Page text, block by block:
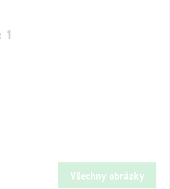
1
Všechny obrázky